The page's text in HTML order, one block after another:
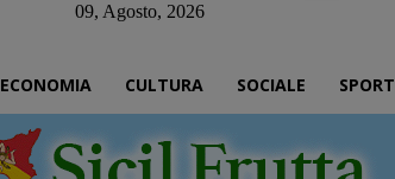
09, Agosto, 2026
ECONOMIA CULTURA SOCIALE SPORT